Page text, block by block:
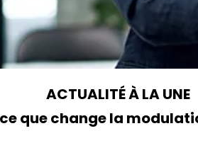
ACTUALITÉ À LA UNE
que change la